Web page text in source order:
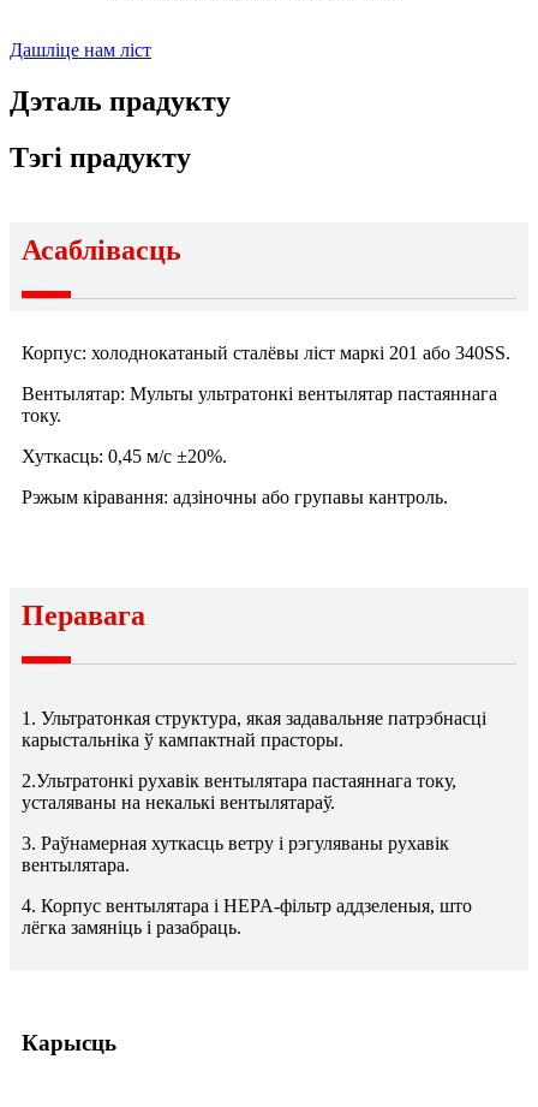
Дашліце нам ліст
Дэталь прадукту
Тэгі прадукту
Асаблівасць
Корпус: холоднокатаный сталёвы ліст маркі 201 або 340SS.
Вентылятар: Мульты ультратонкі вентылятар пастаяннага
току.
Хуткасць: 0,45 м/с ±20%.
Рэжым кіравання: адзіночны або групавы кантроль.
Перавага
1. Ультратонкая структура, якая задавальняе патрэбнасці
карыстальніка ў кампактнай прасторы.
2.Ультратонкі рухавік вентылятара пастаяннага току,
усталяваны на некалькі вентылятараў.
3. Раўнамерная хуткасць ветру і рэгуляваны рухавік
вентылятара.
4. Корпус вентылятара і HEPA-фільтр аддзеленыя, што
лёгка замяніць і разабраць.
Карысць